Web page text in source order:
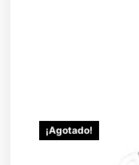
¡Agotado!